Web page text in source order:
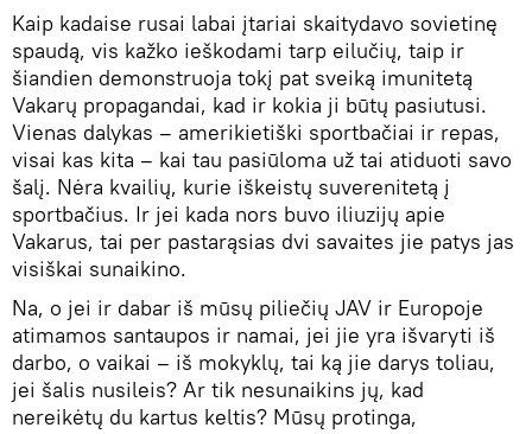
Kaip kadaise rusai labai įtariai skaitydavo sovietinę
spaudą, vis kažko ieškodami tarp eilučių, taip ir
šiandien demonstruoja tokį pat sveiką imunitetą
Vakarų propagandai, kad ir kokia ji būtų pasiutusi.
Vienas dalykas – amerikietiški sportbačiai ir repas,
visai kas kita – kai tau pasiūloma už tai atiduoti savo
šalį. Nėra kvailių, kurie iškeistų suverenitetą į
sportbačius. Ir jei kada nors buvo iliuzijų apie
Vakarus, tai per pastarąsias dvi savaites jie patys jas
visiškai sunaikino.
Na, o jei ir dabar iš mūsų piliečių JAV ir Europoje
atimamos santaupos ir namai, jei jie yra išvaryti iš
darbo, o vaikai – iš mokyklų, tai ką jie darys toliau,
jei šalis nusileis? Ar tik nesunaikins jų, kad
nereikėtų du kartus keltis? Mūsų protinga,